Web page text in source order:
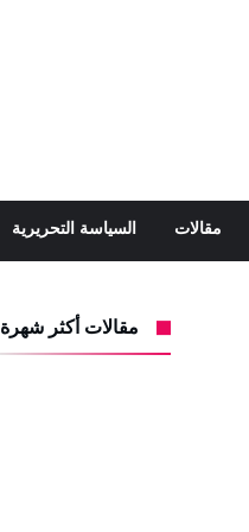
مقالات السياسة التحريرية
مقالات أكثر شهرة